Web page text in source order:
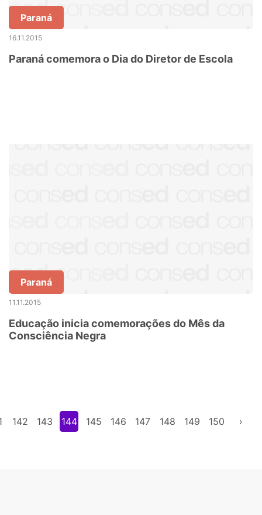
Paraná
16.11.2015
Paraná comemora o Dia do Diretor de Escola
Paraná
11.11.2015
Educação inicia comemorações do Mês da
Consciência Negra
142 143 144 145 146 147 148 149 150 ›